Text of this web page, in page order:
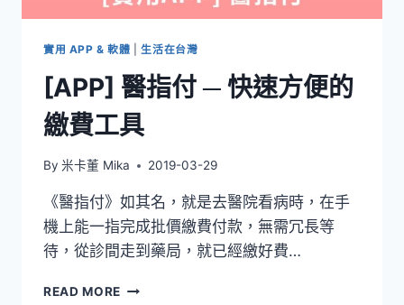
實用 APP & 軟體 |生活在台灣
[APP] 醫指付 ─ 快速方便的
繳費工具
By 米卡董 Mika 2019-03-29
《醫指付》如其名，就是去醫院看病時，在手
機上能一指完成批價繳費付款，無需冗長等
待，從診間走到藥局，就已經繳好費…
READ MORE [APP]